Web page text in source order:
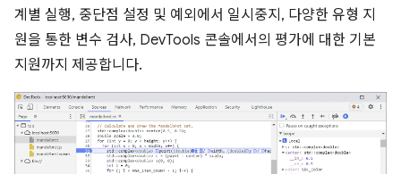
계별 실행, 중단점 설정 및 예외에서 일시중지, 다양한 유형 지
원을 통한 변수 검사, DevTools 콘솔에서의 평가에 대한 기본
지원까지 제공합니다.